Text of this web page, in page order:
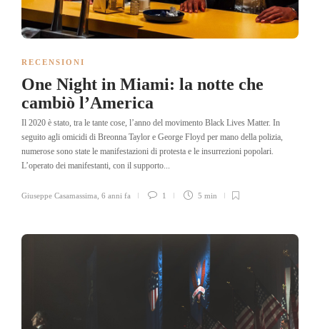
RECENSIONI
One Night in Miami: la notte che
cambiò l’America
Il 2020 è stato, tra le tante cose, l’anno del movimento Black Lives Matter. In
seguito agli omicidi di Breonna Taylor e George Floyd per mano della polizia,
numerose sono state le manifestazioni di protesta e le insurrezioni popolari.
L’operato dei manifestanti, con il supporto...
Giuseppe Casamassima 6 anni fa 1 5 min